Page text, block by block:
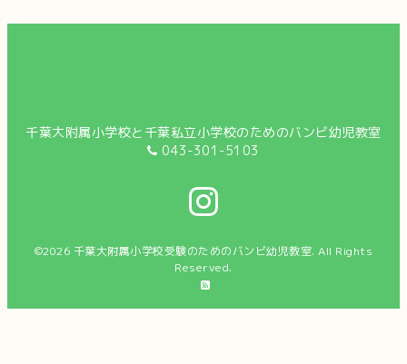
千葉大附属小学校と千葉私立小学校のためのバンビ幼児教室
043-301-5103
©2026 千葉大附属小学校受験のためのバンビ幼児教室. All Rights
Reserved.